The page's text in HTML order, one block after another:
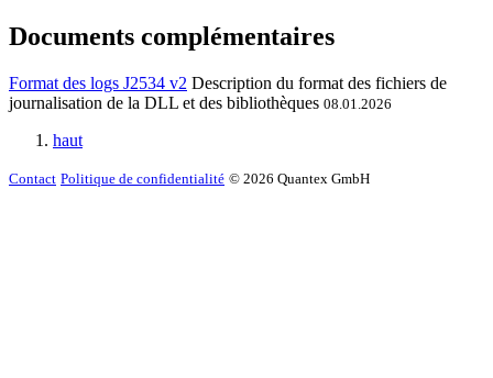
Documents complémentaires
Format des logs J2534 v2 Description du format des fichiers de
journalisation de la DLL et des bibliothèques 08.01.2026
haut
Contact Politique de confidentialité © 2026 Quantex GmbH